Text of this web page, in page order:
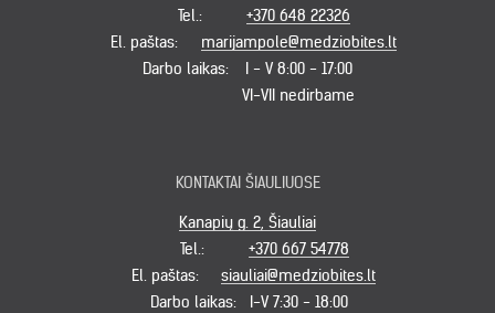
Tel.:
+370 648 22326
El. paštas:
marijampole@medziobites.lt
Darbo laikas:
I - V 8:00 - 17:00
VI-VII nedirbame
KONTAKTAI ŠIAULIUOSE
Kanapių g. 2, Šiauliai
Tel.:
+370 667 54778
El. paštas:
siauliai@medziobites.lt
Darbo laikas:
I-V 7:30 - 18:00